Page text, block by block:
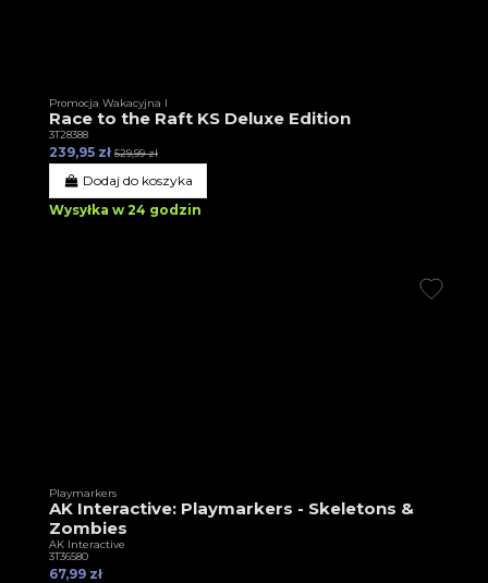
Promocja Wakacyjna I
Race to the Raft KS Deluxe Edition
3T28388
239,95 zł 529,99 zł
Dodaj do koszyka
Wysyłka w 24 godzin
Playmarkers
AK Interactive: Playmarkers - Skeletons &
Zombies
AK Interactive
3T36580
67,99 zł